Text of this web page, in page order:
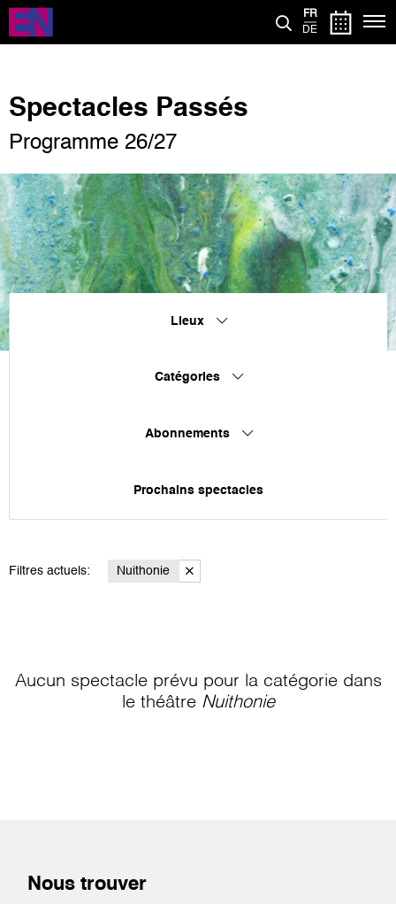
Aller
contenu
FR
DE
Spectacles Passés
Programme 26/27
Lieux
Catégories
Abonnements
Prochains spectacles
Filtres actuels: Nuithonie
Aucun spectacle prévu pour la catégorie dans
le théâtre Nuithonie
Nous trouver